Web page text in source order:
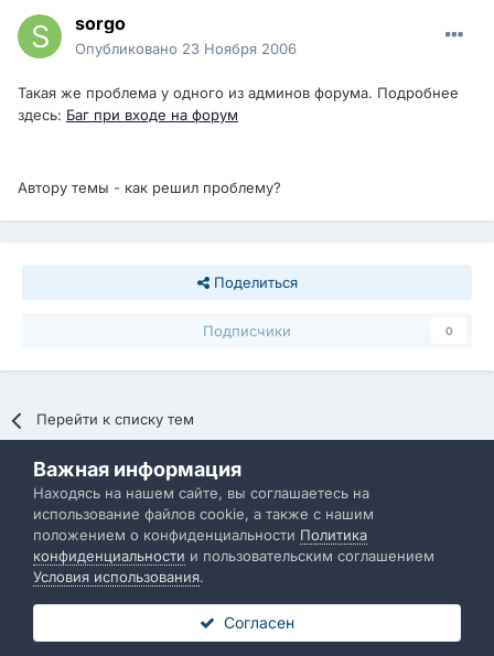
sorgo
Опубликовано 23 Ноября 2006
Такая же проблема у одного из админов форума. Подробнее
здесь: Баг при входе на форум
Автору темы - как решил проблему?
Поделиться
Подписчики 0
Перейти к списку тем
Политика конфиденциальности Обратная связь
IBResource
Powered by Invision Community
Важная информация
Находясь на нашем сайте, вы соглашаетесь на
использование файлов cookie, а также с нашим
положением о конфиденциальности Политика
конфиденциальности и пользовательским соглашением
Условия использования.
Согласен